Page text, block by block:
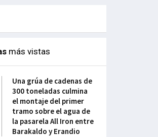
más vistas
Una grúa de cadenas de
300 toneladas culmina
el montaje del primer
tramo sobre el agua de
la pasarela All Iron entre
Barakaldo y Erandio